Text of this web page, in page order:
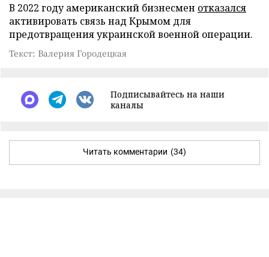
В 2022 году американский бизнесмен отказался
активировать связь над Крымом для
предотвращения украинской военной операции.
Текст: Валерия Городецкая
Подписывайтесь на наши
каналы
Читать комментарии (34)